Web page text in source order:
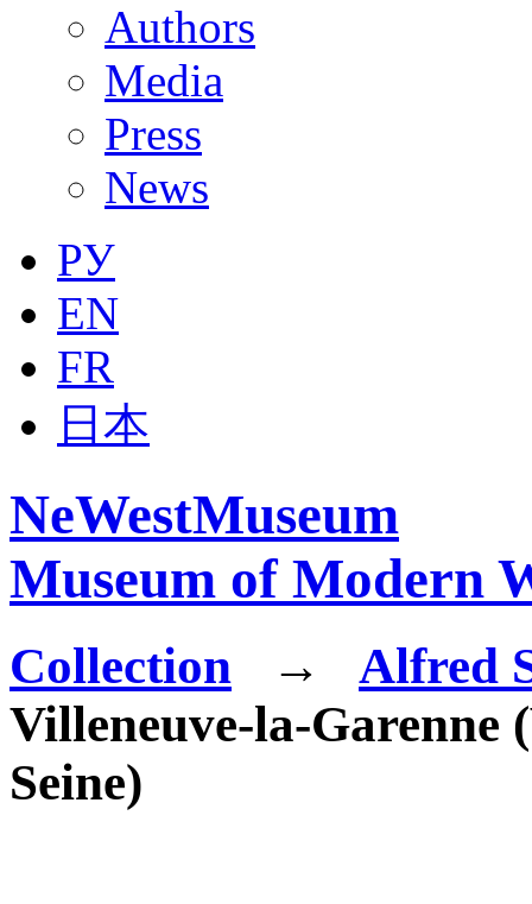
Authors
Media
Press
News
РУ
EN
FR
日本
NeWestMuseum
Museum of Modern
Collection →
Alfred
Villeneuve-la-Garenne
Seine)